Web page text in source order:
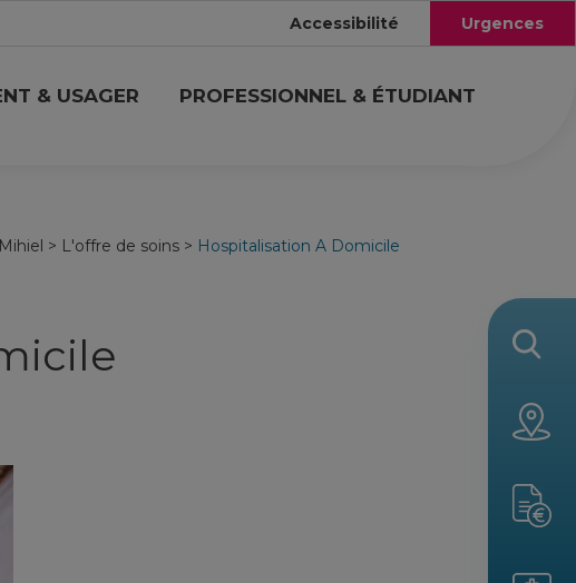
Accessibilité Urgences
& USAGER PROFESSIONNEL & ÉTUDIANT
> L'offre de soins > Hospitalisation A Domicile